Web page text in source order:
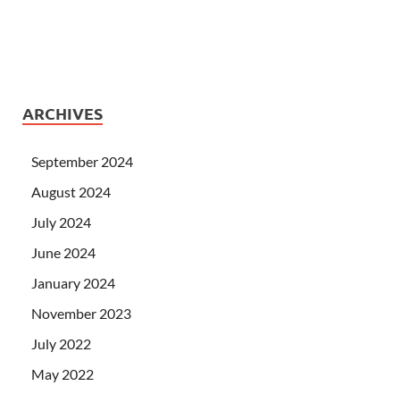
ARCHIVES
September 2024
August 2024
July 2024
June 2024
January 2024
November 2023
July 2022
May 2022